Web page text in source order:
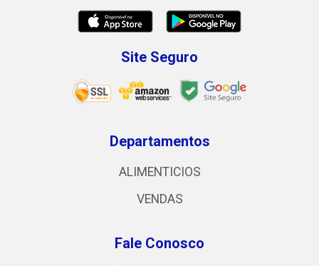
Site Seguro
Departamentos
ALIMENTICIOS
VENDAS
Fale Conosco